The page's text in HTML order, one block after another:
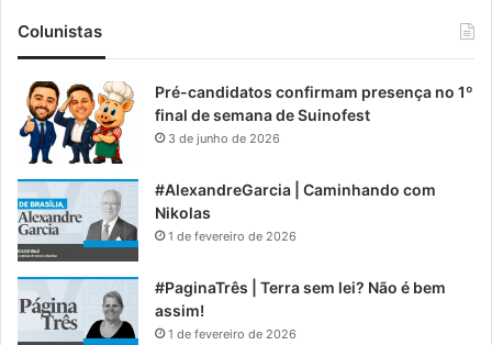
Colunistas
Pré-candidatos confirmam presença no 1º
final de semana de Suinofest
3 de junho de 2026
#AlexandreGarcia | Caminhando com
Nikolas
1 de fevereiro de 2026
#PaginaTrês | Terra sem lei? Não é bem
assim!
1 de fevereiro de 2026